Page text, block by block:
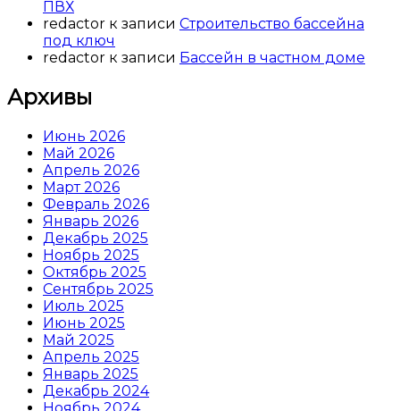
ПВХ
redactor к записи Строительство бассейна
под ключ
redactor к записи Бассейн в частном доме
Архивы
Июнь 2026
Май 2026
Апрель 2026
Март 2026
Февраль 2026
Январь 2026
Декабрь 2025
Ноябрь 2025
Октябрь 2025
Сентябрь 2025
Июль 2025
Июнь 2025
Май 2025
Апрель 2025
Январь 2025
Декабрь 2024